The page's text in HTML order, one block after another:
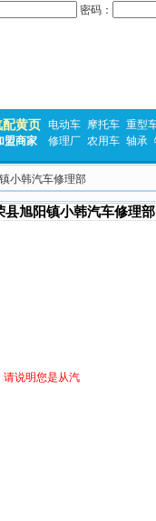
密码：
配黄页 电动车 摩托车 重型
盟商家
修理厂 农用车 轴承
小韩汽车修理部
县旭阳镇小韩汽车修理部
请说明您是从汽